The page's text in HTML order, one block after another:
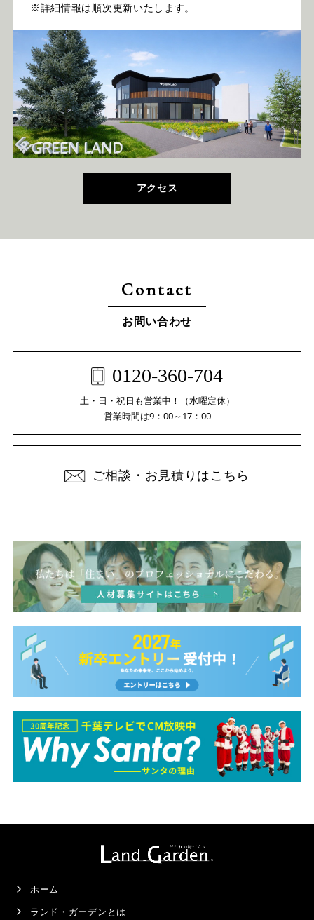
※詳細情報は順次更新いたします。
アクセス
Contact
お問い合わせ
0120-360-704
土・日・祝日も営業中！（水曜定休）
営業時間は9：00～17：00
ご相談・お見積りはこちら
ホーム
ランド・ガーデンとは